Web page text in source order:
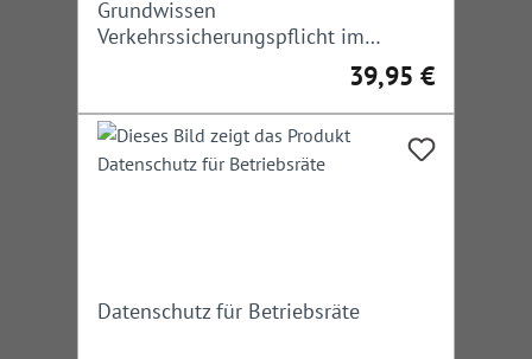
Grundwissen
Verkehrssicherungspflicht im
Regulärer Preis:
39,95 €
Datenschutz für Betriebsräte